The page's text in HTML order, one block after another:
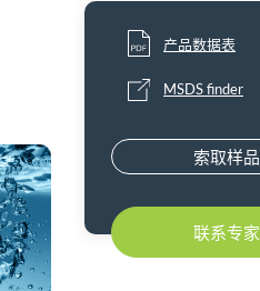
产品数据表
MSDS finder
索取样品
联系专家